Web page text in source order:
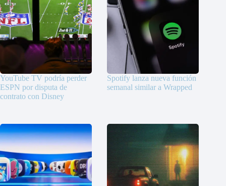
YouTube TV podría perder
ESPN por disputa de
contrato con Disney
Spotify lanza nueva función
semanal similar a Wrapped